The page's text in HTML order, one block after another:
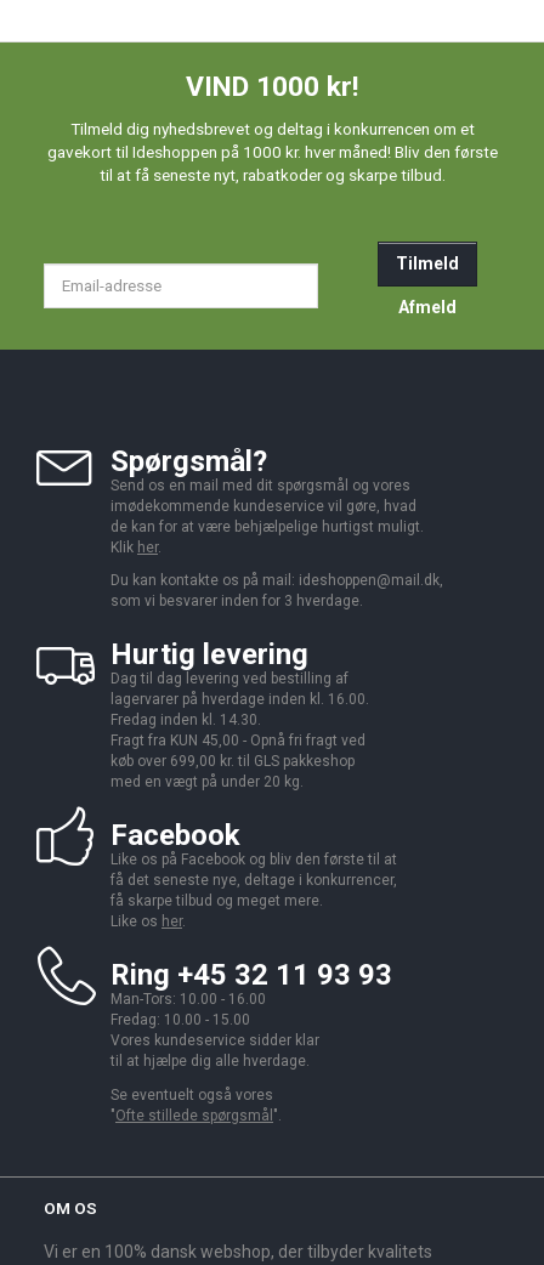
VIND 1000 kr!
Tilmeld dig nyhedsbrevet og deltag i konkurrencen om et
gavekort til Ideshoppen på 1000 kr. hver måned! Bliv den første
til at få seneste nyt, rabatkoder og skarpe tilbud.
Tilmeld
Afmeld
Spørgsmål?
Send os en mail med dit spørgsmål og vores
imødekommende kundeservice vil gøre, hvad
de kan for at være behjælpelige hurtigst muligt.
Klik her.
Du kan kontakte os på mail: ideshoppen@mail.dk,
som vi besvarer inden for 3 hverdage.
Hurtig levering
Dag til dag levering ved bestilling af
lagervarer på hverdage inden kl. 16.00.
Fredag inden kl. 14.30.
Fragt fra KUN 45,00 - Opnå fri fragt ved
køb over 699,00 kr. til GLS pakkeshop
med en vægt på under 20 kg.
Facebook
Like os på Facebook og bliv den første til at
få det seneste nye, deltage i konkurrencer,
få skarpe tilbud og meget mere.
Like os her.
Ring +45 32 11 93 93
Man-Tors: 10.00 - 16.00
Fredag: 10.00 - 15.00
Vores kundeservice sidder klar
til at hjælpe dig alle hverdage.
Se eventuelt også vores
"Ofte stillede spørgsmål ".
OM OS
Vi er en 100% dansk webshop, der tilbyder kvalitets